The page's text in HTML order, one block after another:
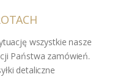
wszystkie nasze
Państwa zamówień.
detaliczne